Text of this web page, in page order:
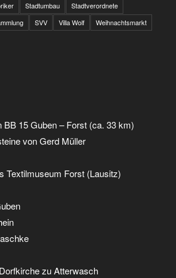
Stadtumbau
Stadtverordnete
SVV Villa Wolf Weihnachtsmarkt
BB 15 Guben – Forst (ca. 33 km)
von Gerd Müller
Textilmuseum Forst (Lausitz)
zu Atterwasch